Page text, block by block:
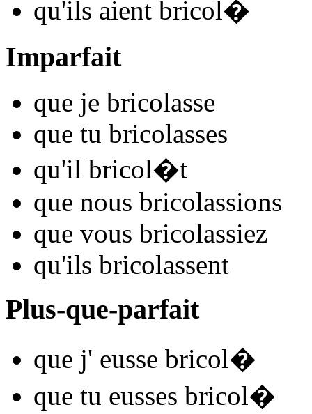
qu'ils aient bricol�
Imparfait
que je bricolasse
que tu bricolasses
qu'il bricol�t
que nous bricolassions
que vous bricolassiez
qu'ils bricolassent
Plus-que-parfait
que j' eusse bricol�
que tu eusses bricol�